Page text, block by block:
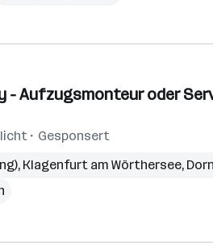
- Aufzugsmonteur oder
Gesponsert
, Klagenfurt am Wörthersee,